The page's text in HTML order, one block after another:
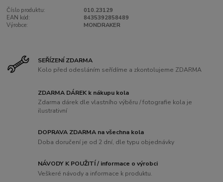
Číslo produktu:
010.23129
EAN kód:
8435392858489
Výrobce:
MONDRAKER
SEŘÍZENÍ ZDARMA
Kolo před odesláním seřídíme a zkontolujeme ZDARMA
ZDARMA DÁREK k nákupu kola
Zdarma dárek dle vlastního výběru / fotografie kola je
ilustrativní
DOPRAVA ZDARMA na všechna kola
Doba doručení je od 2 dní, dle typu objednávky
NÁVODY K POUŽITÍ / informace o výrobci
Veškeré návody a informace k produktu.